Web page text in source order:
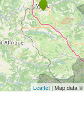
Leaflet | Map data ©